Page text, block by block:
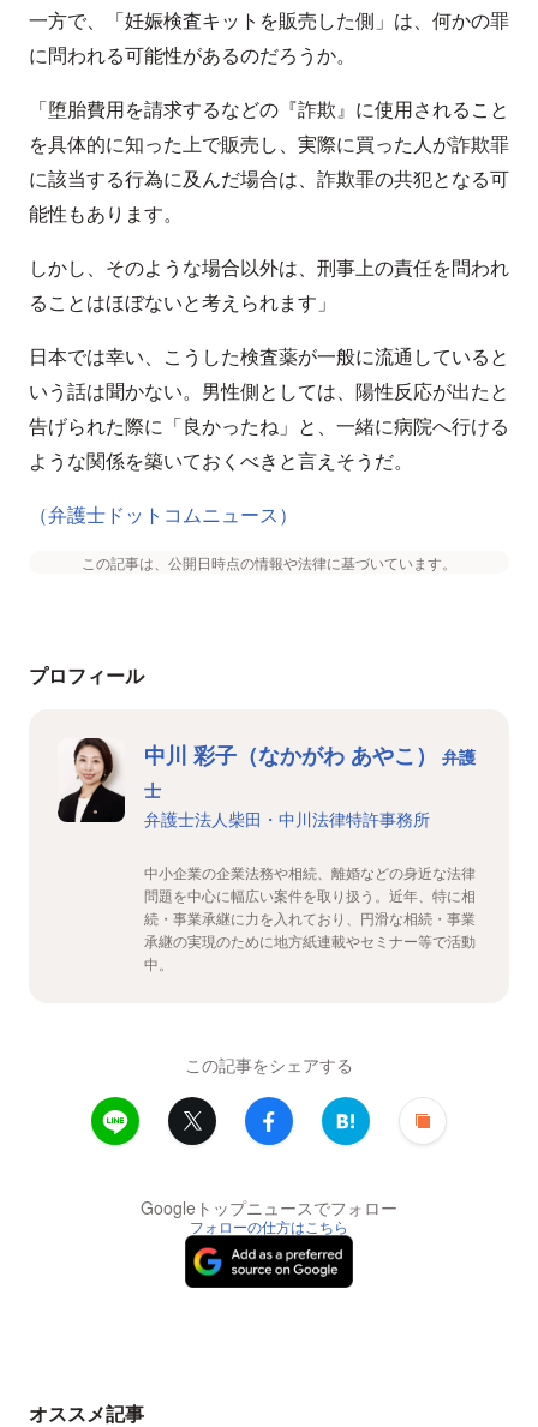
一方で、「妊娠検査キットを販売した側」は、何かの罪
に問われる可能性があるのだろうか。
「堕胎費用を請求するなどの『詐欺』に使用されること
を具体的に知った上で販売し、実際に買った人が詐欺罪
に該当する行為に及んだ場合は、詐欺罪の共犯となる可
能性もあります。
しかし、そのような場合以外は、刑事上の責任を問われ
ることはほぼないと考えられます」
日本では幸い、こうした検査薬が一般に流通していると
いう話は聞かない。男性側としては、陽性反応が出たと
告げられた際に「良かったね」と、一緒に病院へ行ける
ような関係を築いておくべきと言えそうだ。
（弁護士ドットコムニュース）
この記事は、公開日時点の情報や法律に基づいています。
プロフィール
中川 彩子（なかがわ あやこ）
弁護
士
弁護士法人柴田・中川法律特許事務所
中小企業の企業法務や相続、離婚などの身近な法律
問題を中心に幅広い案件を取り扱う。近年、特に相
続・事業承継に力を入れており、円滑な相続・事業
承継の実現のために地方紙連載やセミナー等で活動
中。
この記事をシェアする
Googleトップニュースでフォロー
フォローの仕方はこちら
オススメ記事